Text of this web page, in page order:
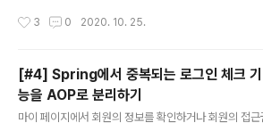
팀은 딱히 다른일을 하지..
성능에 영향을 줄 수 있어 레디스에서는 scan,hscan을
어떤 명령어를 O(n)시간 동안 수행하면서 lock이 걸린다
면 그시간동안 keys 명령어를 수행하기 위해 멈춰버리기
때문입니다. Redis에서 제공하는 Scan명령어는 Keys
3 0 2020. 10. 25.
[#4] Spring에서 중복되는 로그인 체크 기
능을 AOP로 분리하기
마이 페이지에서 회원의 정보를 확인하거나 회원의 접근